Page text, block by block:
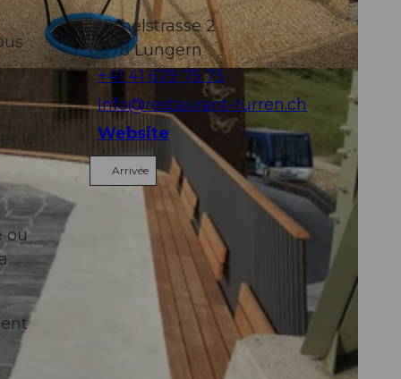
le
ou
Wichelstrasse 2
6078Lungern
+41 41 679 75 75
info@restaurant-turren.ch
Website
Arrivée